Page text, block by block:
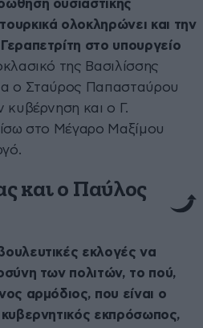
ουσιαστικής
ολοκληρώνει και την
στο υπουργείο
της Βασιλίσσης
ο Σταύρος Παπασταύρου
κυβέρνηση και ο Γ.
στο Μέγαρο Μαξίμου
και ο Παύλος
εκλογές να
των πολιτών, το πού,
αρμόδιος, που είναι ο
εκπρόσωπος,